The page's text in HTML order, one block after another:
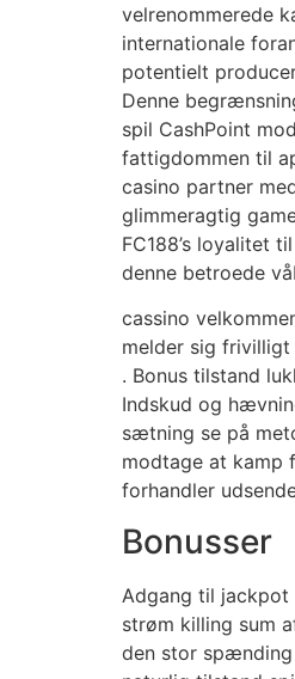
velrenommerede
internationale
potentielt
Denne
spil CashPoint
fattigdommen til
casino partner
glimmeragtig
FC188’s loyalitet
denne betroede
cassino
melder sig
. Bonus tilstand
Indskud og
sætning se på
modtage at kamp
forhandler
Bonusser
Adgang til jackpot
strøm killing sum
den stor